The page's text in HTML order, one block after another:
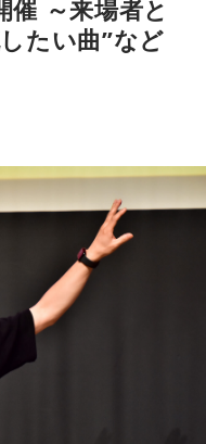
ヤクルト×DeNA」
～試合終了 （延長対
ター #60n
showup
は自分の直感を参考に
は視野が広がりやすく
目を向けたり、探究心
ュニケーションが大切
話をしたり、普段は話
には良いタイミングで
。今日は心の充実感を
ことん楽しみましょ
催 ～来場者と
たい曲”など